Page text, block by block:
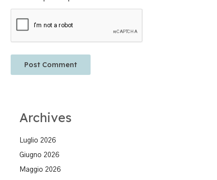
Archives
Luglio 2026
Giugno 2026
Maggio 2026